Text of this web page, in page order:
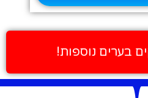
בערים נוספות!